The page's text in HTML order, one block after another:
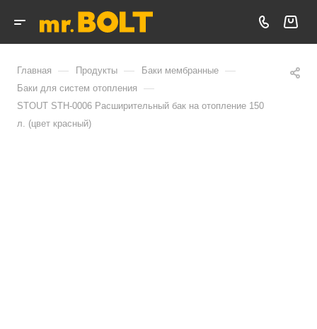
Главная — Продукты — Баки мембранные —
Баки для систем отопления —
STOUT STH-0006 Расширительный бак на отопление 150
л. (цвет красный)